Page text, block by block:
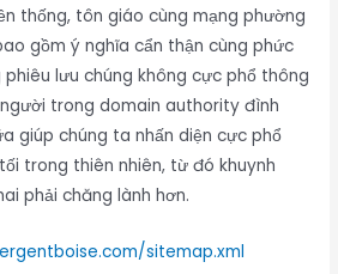
thống, tôn giáo cùng mạng phường
gồm ý nghĩa cẩn thận cùng phức
phiêu lưu chúng không cực phổ thông
trong domain authority đình
giúp chúng ta nhấn diện cực phổ
trong thiên nhiên, từ đó khuynh
phải chăng lành hơn.
sitemap.xml